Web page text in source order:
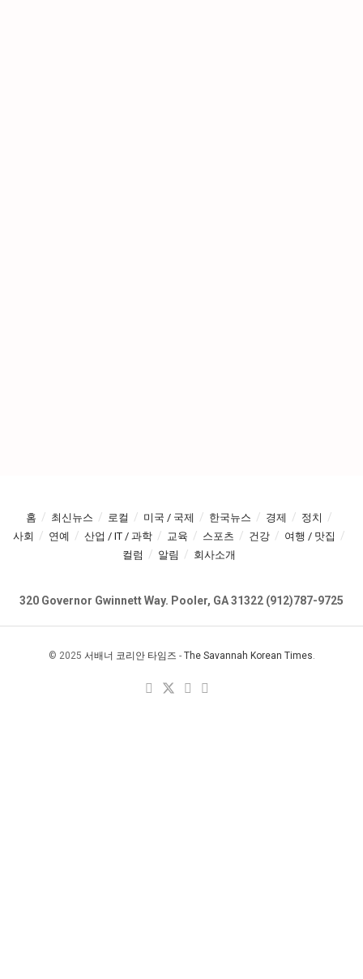
홈 최신뉴스 로컬 미국 / 국제 한국뉴스 경제
정치
사회
연예 산업 / IT / 과학 교육 스포츠 건강
여행 / 맛집
컬럼
알림 회사소개
320 Governor Gwinnett Way. Pooler, GA 31322 (912)787-9725
© 2025 서배너 코리안 타임즈 - The Savannah Korean Times